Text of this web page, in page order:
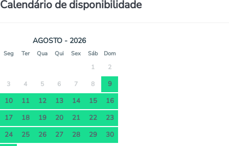
Calendário de disponibilidade
AGOSTO - 2026
Seg Ter Qua Qui Sex Sáb Dom
1 2
3 4 5 6 7 8
9
10
11 12 13 14 15
16
17
18 19 20 21 22
23
24
25 26 27 28 29
30